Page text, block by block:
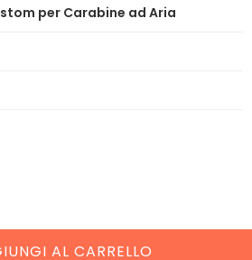
AL CARRELLO
per Carabine ad Aria